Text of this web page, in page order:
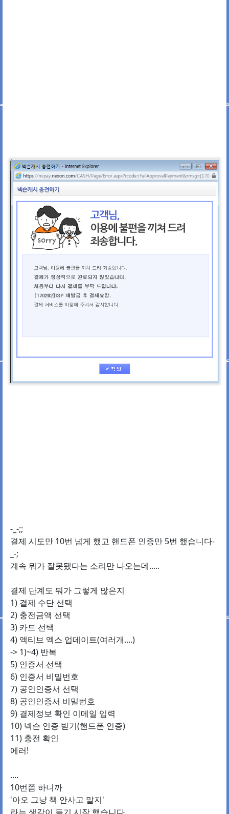
-_-;;
결제 시도만 10번 넘게 했고 핸드폰 인증만 5번 했습니다-
_-;
계속 뭐가 잘못됐다는 소리만 나오는데.....
결제 단계도 뭐가 그렇게 많은지
1) 결제 수단 선택
2) 충전금액 선택
3) 카드 선택
4) 액티브 엑스 업데이트(여러개....)
-> 1)~4) 반복
5) 인증서 선택
6) 인증서 비밀번호
7) 공인인증서 선택
8) 공인인증서 비밀번호
9) 결제정보 확인 이메일 입력
10) 넥슨 인증 받기(핸드폰 인증)
11) 충전 확인
에러!
....
10번쯤 하니까
'아오 그냥 책 안사고 말지'